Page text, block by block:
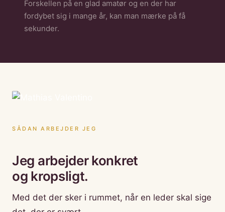
Forskellen på en glad amatør og en der har
fordybet sig i mange år, kan man mærke på få
sekunder.
SÅDAN ARBEJDER JEG
Jeg arbejder konkret
og kropsligt.
Med det der sker i rummet, når en leder skal sige